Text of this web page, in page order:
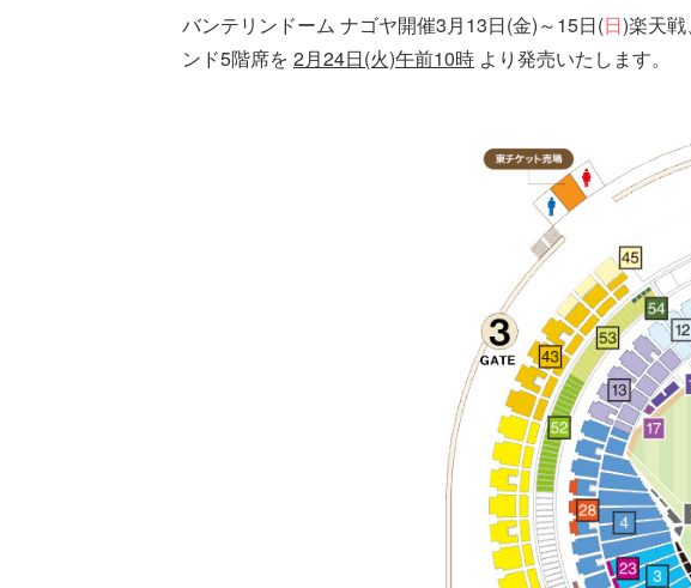
バンテリンドーム ナゴヤ開催3月13日(金)～15日(日)楽天
ンド5階席を 2月24日(火)午前10時 より発売いたします。